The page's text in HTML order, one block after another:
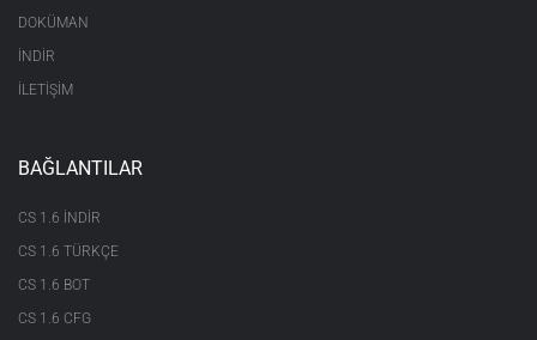
DOKÜMAN
İNDİR
İLETİŞİM
BAĞLANTILAR
CS 1.6 INDIR
CS 1.6 TÜRKÇE
CS 1.6 BOT
CS 1.6 CFG